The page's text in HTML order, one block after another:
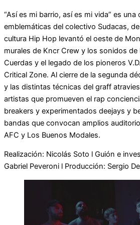
“Así es mi barrio, así es mi vida” es una
emblemáticas del colectivo Sudacas,
cultura Hip Hop levantó el oeste de
murales de Kncr Crew y los sonidos de
Cuerdas y el legado de los pioneros
Critical Zone. Al cierre de la segunda
y las distintas técnicas del graff
artistas que promueven el rap
breakers y experimentados deejays y
bandas que convocan amplios
AFC y Los Buenos Modales.
Realización: Nicolás Soto l Guión e
Gabriel Peveroni l Producción: Sergio